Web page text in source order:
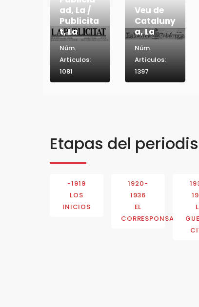
ad, La /
Publicita
t, La
Núm.
Artículos:
1081
Veu de
Cataluny
a, La
Núm.
Artículos:
1397
Etapas del
-1919
LOS
INICIOS
1920-
1936
EL
CORRESPONSAL